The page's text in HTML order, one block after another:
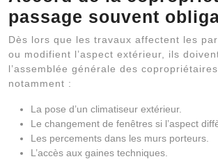
passage souvent
Dès lors que les travaux affectent les
ou modifient l’aspect extérieur, ils
l’assemblée générale des
notamment :
La pose d’un climatiseur extérieur.
Le changement de fenêtres si l’aspect
Les percements dans les murs porteurs.
L’accès aux gaines techniques.